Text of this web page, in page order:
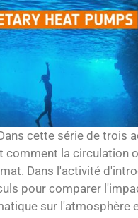
cette série de trois
comment la circulation
Dans l'activité
pour comparer
sur l'atmosphère